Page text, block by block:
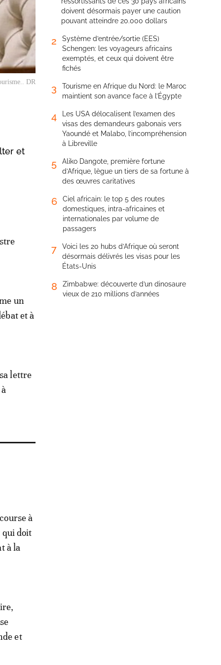
DR
et
un
et à
lettre
à
qui doit
à la
et
doivent désormais payer une caution
pouvant atteindre 20.000 dollars
2
Système d’entrée/sortie (EES)
Schengen: les voyageurs africains
exemptés, et ceux qui doivent être
fichés
3
Tourisme en Afrique du Nord: le Maroc
maintient son avance face à l’Égypte
4
Les USA délocalisent l’examen des
visas des demandeurs gabonais vers
Yaoundé et Malabo, l’incompréhension
à Libreville
5
Aliko Dangote, première fortune
d’Afrique, lègue un tiers de sa fortune à
des œuvres caritatives
6
Ciel africain: le top 5 des routes
domestiques, intra-africaines et
internationales par volume de
passagers
7
Voici les 20 hubs d’Afrique où seront
désormais délivrés les visas pour les
États-Unis
8
Zimbabwe: découverte d’un dinosaure
vieux de 210 millions d’années